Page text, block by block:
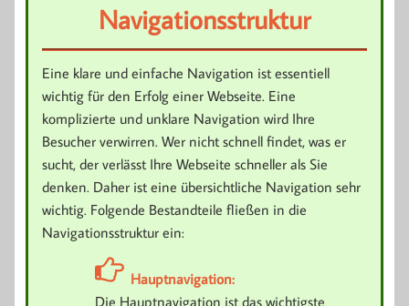
Navigationsstruktur
Eine klare und einfache Navigation ist essentiell
wichtig für den Erfolg einer Webseite. Eine
komplizierte und unklare Navigation wird Ihre
Besucher verwirren. Wer nicht schnell findet, was er
sucht, der verlässt Ihre Webseite schneller als Sie
denken. Daher ist eine übersichtliche Navigation sehr
wichtig. Folgende Bestandteile fließen in die
Navigationsstruktur ein:
Hauptnavigation:
Die Hauptnavigation ist das wichtigste